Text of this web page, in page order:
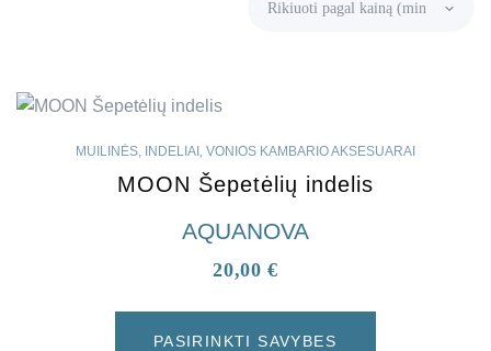
MUILINĖS, INDELIAI, VONIOS KAMBARIO AKSESUARAI
MOON Šepetėlių indelis
AQUANOVA
20,00 €
PASIRINKTI SAVYBES